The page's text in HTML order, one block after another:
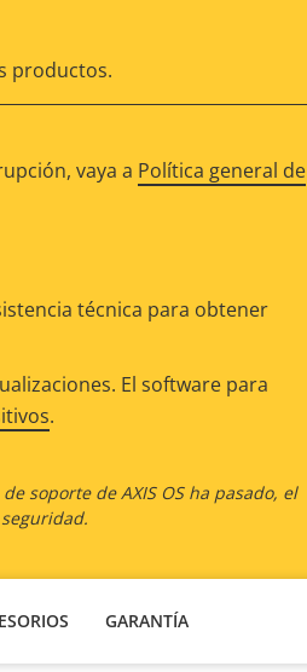
productos.
vaya a Política general de
técnica para obtener
El software para
.
soporte de AXIS OS ha pasado, el
GARANTÍA